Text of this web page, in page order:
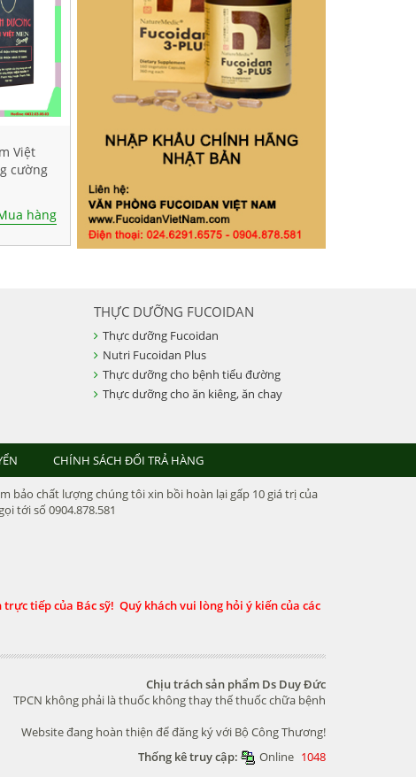
Việt
cường
hàng
THỰC DƯỠNG FUCOIDAN
Thực dưỡng Fucoidan
Nutri Fucoidan Plus
Thực dưỡng cho bệnh tiểu đường
Thực dưỡng cho ăn kiêng, ăn chay
CHÍNH SÁCH ĐỔI TRẢ HÀNG
bảo chất lượng chúng tôi xin bồi hoàn lại gấp 10 giá trị của
tới số 0904.878.581
tiếp của Bác sỹ! Quý khách vui lòng hỏi ý kiến của các
Chịu trách sản phẩm Ds Duy Đức
TPCN không phải là thuốc không thay thế thuốc chữa bệnh
Website đang hoàn thiện để đăng ký với Bộ Công Thương!
Thống kê truy cập:
Online 1048